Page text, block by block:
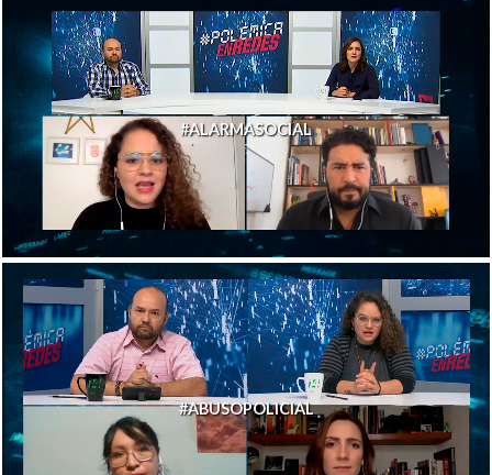
#ALARMASOCIAL
#ABUSOPOLICIAL